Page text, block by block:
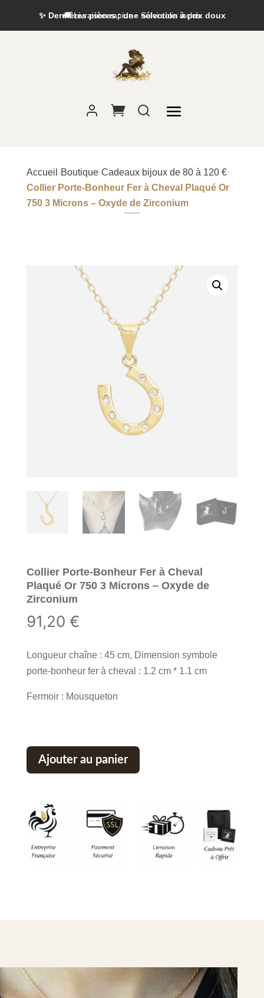
✨ Dernières pièces : une sélection à prix doux
Accueil ›Boutique›Cadeaux bijoux de 80 à 120 €›
Collier Porte-Bonheur Fer à Cheval Plaqué Or
750 3 Microns – Oxyde de Zirconium
Collier Porte-Bonheur Fer à Cheval
Plaqué Or 750 3 Microns – Oxyde de
Zirconium
91,20 €
Longueur chaîne : 45 cm, Dimension symbole
porte-bonheur fer à cheval : 1.2 cm * 1.1 cm
Fermoir : Mousqueton
Ajouter au panier